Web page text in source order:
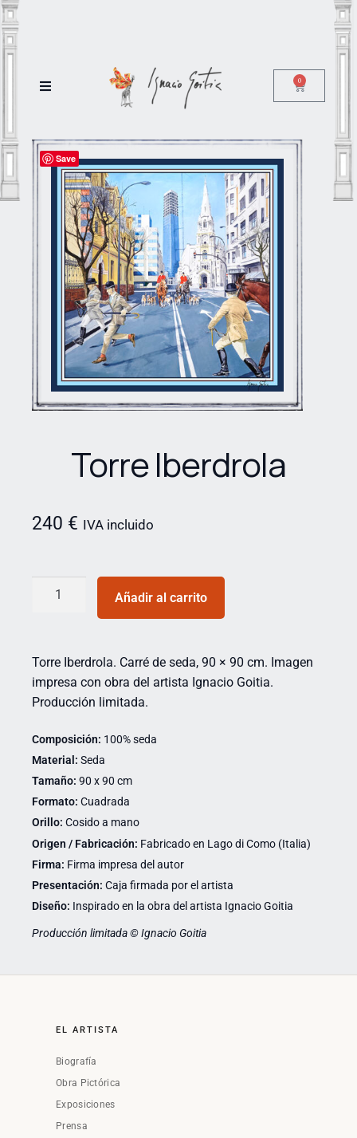
0
Save
Torre Iberdrola
240 € IVA incluido
Añadir al carrito
Torre Iberdrola. Carré de seda, 90 × 90 cm. Imagen
impresa con obra del artista Ignacio Goitia.
Producción limitada.
Composición: 100% seda
Material: Seda
Tamaño: 90 x 90 cm
Formato: Cuadrada
Orillo: Cosido a mano
Origen / Fabricación: Fabricado en Lago di Como (Italia)
Firma: Firma impresa del autor
Presentación: Caja firmada por el artista
Diseño: Inspirado en la obra del artista Ignacio Goitia
Producción limitada © Ignacio Goitia
EL ARTISTA
Biografía
Obra Pictórica
Exposiciones
Prensa